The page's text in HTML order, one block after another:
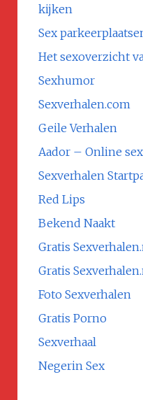
kijken
Sex
Het sexoverzicht
Sexhumor
Sexverhalen.com
Geile Verhalen
Aador – Online
Sexverhalen
Red Lips
Bekend Naakt
Gratis
Gratis
Foto Sexverhalen
Gratis Porno
Sexverhaal
Negerin Sex